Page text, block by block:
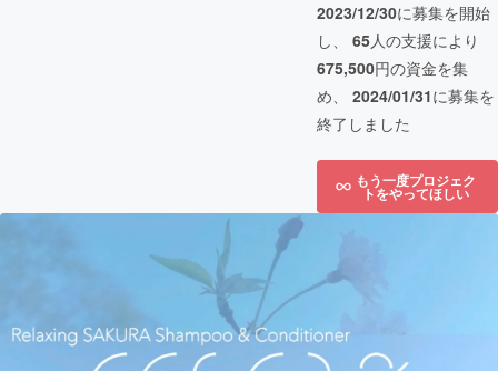
2023/12/30に募集を開始
し、 65人の支援により
675,500円の資金を集
め、 2024/01/31に募集を
終了しました
もう一度プロジェク
トをやってほしい